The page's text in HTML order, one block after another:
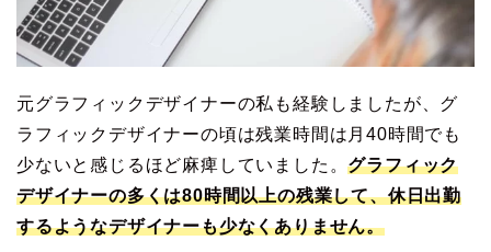
元グラフィックデザイナーの私も経験しましたが、グ
ラフィックデザイナーの頃は残業時間は月40時間でも
少ないと感じるほど麻痺していました。グラフィック
デザイナーの多くは80時間以上の残業して、休日出勤
するようなデザイナーも少なくありません。